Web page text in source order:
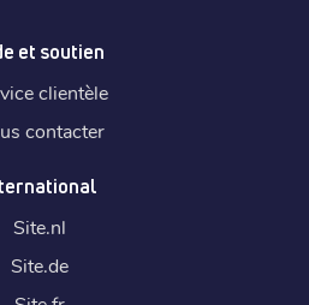
et soutien
clientèle
contacter
Site.nl
Site.de